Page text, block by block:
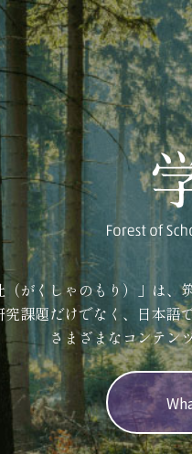
（がくしゃのもり）」は、
課題だけでなく、日本語
さまざまなコンテン